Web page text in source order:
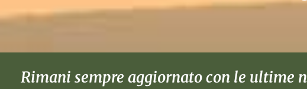
Rimani sempre aggiornato con le ultime